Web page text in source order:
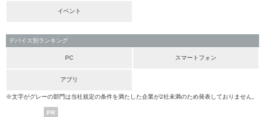
イベント
デバイス別ランキング
PC スマートフォン
アプリ
※文字がグレーの部門は当社規定の条件を満たした企業が2社未満のため発表しておりません。
PR